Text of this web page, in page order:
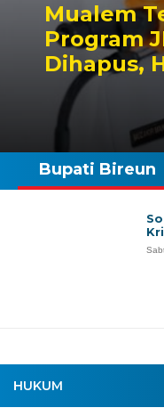
Mualem
Program
Dihapus,
HUKUM
Bupati Bireun